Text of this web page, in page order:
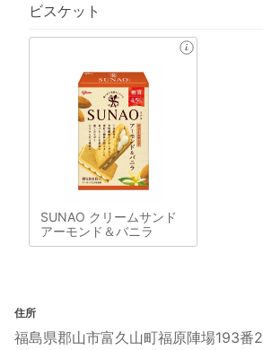
ビスケット
SUNAO クリームサンド
アーモンド＆バニラ
住所
福島県郡山市富久山町福原陣場193番2